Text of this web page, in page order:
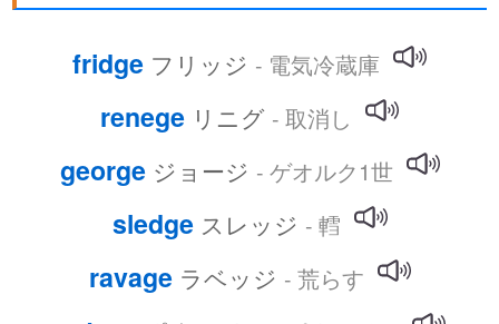
fridge フリッジ - 電気冷蔵庫
renege リニグ - 取消し
george ジョージ - ゲオルク1世
sledge スレッジ - 轌
ravage ラベッジ - 荒らす